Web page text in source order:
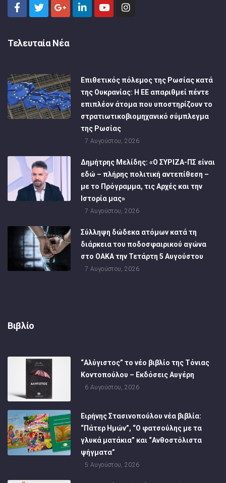
Τελευταία Νέα
Επιθετικός πόλεμος της Ρωσίας κατά
της Ουκρανίας: Η ΕΕ απαριθμεί πέντε
επιπλέον άτομα που υποστηρίζουν το
στρατιωτικοβιομηχανικό σύμπλεγμα
της Ρωσίας
7 Αυγούστου, 2026
Δημήτρης Μελίδης: «Ο ΣΥΡΙΖΑ-ΠΣ είναι
εδώ – πλήρης πολιτική αντεπίθεση –
με το Πρόγραμμα, τις Αρχές και την
Ιστορία μας»
7 Αυγούστου, 2026
Σύλληψη δώδεκα ατόμων κατά τη
διάρκεια του ποδοσφαιρικού αγώνα
στο ΟΑΚΑ την Τετάρτη 5 Αυγούστου
7 Αυγούστου, 2026
Βιβλίο
“Αλύγιστος” το νέο βιβλίο της Τόνιας
Κοντοπούλου – Εκδόσεις Αυγέρη
6 Αυγούστου, 2026
Ειρήνης Στασινοπούλου νέα βιβλία:
“Πάτερ Ημών”, “Ο φατσούλης με τα
γλυκά ματάκια” και “Ανθοστόλιστα
ψήγματα”
5 Αυγούστου, 2026